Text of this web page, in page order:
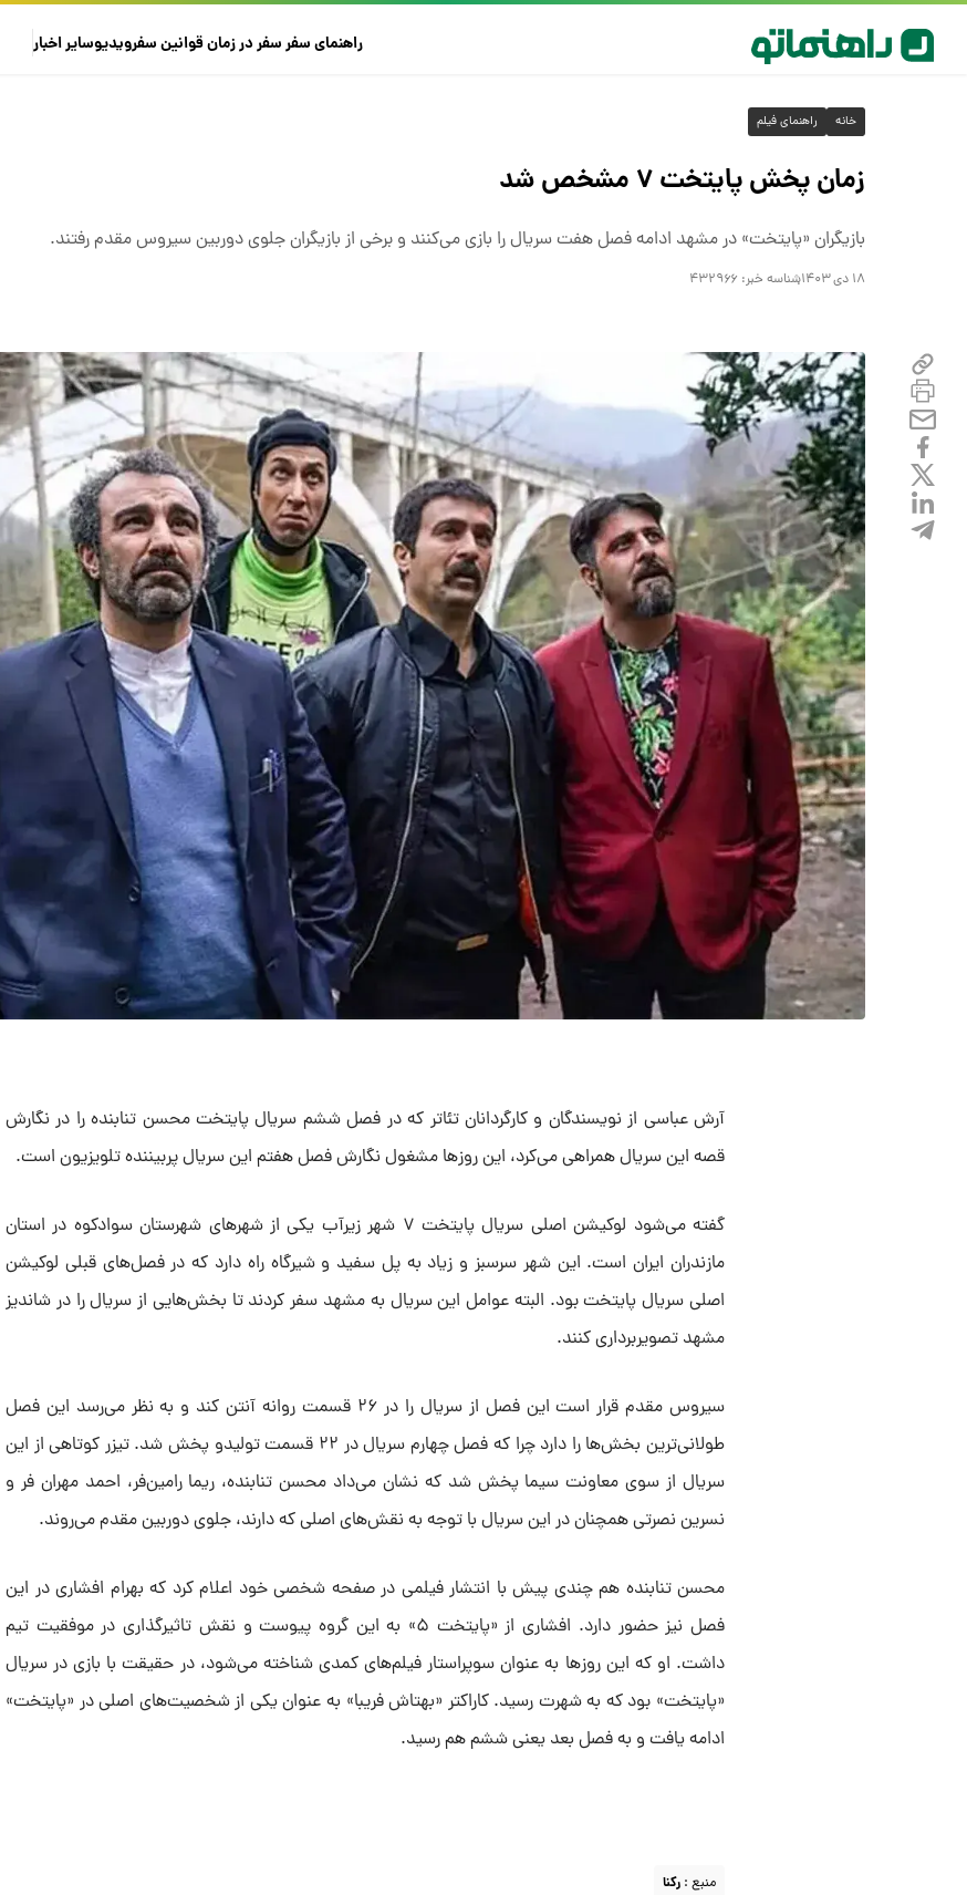
راهنمای سفرسفر در زمانقوانین سفرویدیوسایراخبار
خانه راهنمای فیلم
زمان پخش پایتخت ۷ مشخص شد
بازیگران «پایتخت» در مشهد ادامه فصل هفت سریال را بازی می‌کنند و برخی از بازیگران جلوی دوربین سیروس مقدم رفتند.
۱۸ دی ۱۴۰۳ شناسه خبر: ۴۳۲۹۶۶
آرش عباسی از نویسندگان و کارگردانان تئاتر که در فصل ششم سریال پایتخت محسن تنابنده را در نگارش
قصه این سریال همراهی می‌کرد، این روزها مشغول نگارش فصل هفتم این سریال پربیننده تلویزیون است.
گفته می‌شود لوکیشن اصلی سریال پایتخت ۷ شهر زیرآب یکی از شهرهای شهرستان سوادکوه در استان
مازندران ایران است. این شهر سرسبز و زیاد به پل سفید و شیرگاه راه دارد که در فصل‌های قبلی لوکیشن
اصلی سریال پایتخت بود. البته عوامل این سریال به مشهد سفر کردند تا بخش‌هایی از سریال را در شاندیز
مشهد تصویربرداری کنند.
سیروس مقدم قرار است این فصل از سریال را در ۲۶ قسمت روانه آنتن کند و به نظر می‌رسد این فصل
طولانی‌ترین بخش‌ها را دارد چرا که فصل چهارم سریال در ۲۲ قسمت تولیدو پخش شد. تیزر کوتاهی از این
سریال از سوی معاونت سیما پخش شد که نشان می‌داد محسن تنابنده، ریما رامین‌فر، احمد مهران فر و
نسرین نصرتی همچنان در این سریال با توجه به نقش‌های اصلی که دارند، جلوی دوربین مقدم می‌روند.
محسن تنابنده هم چندی پیش با انتشار فیلمی در صفحه شخصی خود اعلام کرد که بهرام افشاری در این
فصل نیز حضور دارد. افشاری از «پایتخت ۵» به این گروه پیوست و نقش تاثیرگذاری در موفقیت تیم
داشت. او که این روزها به عنوان سوپراستار فیلم‌های کمدی شناخته می‌شود، در حقیقت با بازی در سریال
«پایتخت» بود که به شهرت رسید. کاراکتر «بهتاش فریبا» به عنوان یکی از شخصیت‌های اصلی در «پایتخت»
ادامه یافت و به فصل بعد یعنی ششم هم رسید.
منبع : رکنا